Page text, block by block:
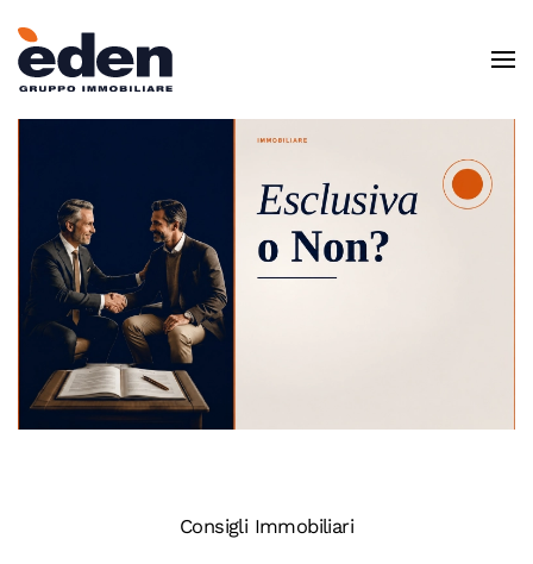
Skip to main content
Consigli Immobiliari